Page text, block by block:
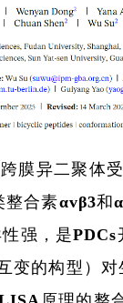
膜异二聚体
合素αvβ3
强，是
变的构型）